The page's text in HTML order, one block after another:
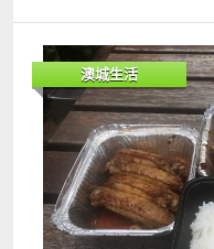
葉、林、劉、盧，均
以及犯罪集團。 據了
與涉案公司簽訂商業
良好，部分事主都相
有人士出資50萬元，
開出12張利息和1張
7,000元和50萬元，
兌換第12張後才可兌
名人士到銀行兌換利
2個月後再兌換另外
生，墮入陷阱不僅是
騙局。 本月2號，司
卡rdquo;騙局案件。
23號，該名20歲的本
往數日後，女子聲稱
至29號， 2人相約在
過，ldquo;性服務
去買點數卡。 交易當
買500元點數卡作為
澳城生活